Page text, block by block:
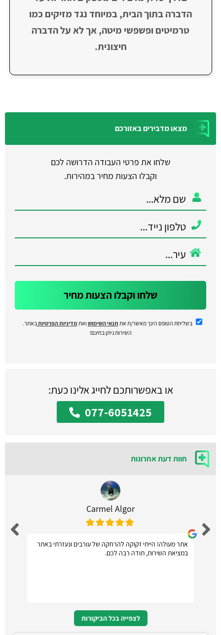
הדברה בתוך הבית, במיוחד נגד מזיקים כמו
טרמיטים ופשפשי מיטה, אך לא על הדברה
חיצונית.
מצאו מדבירים באזורכם
שלחו את פרטי העבודה הדרושה לכם
וקבלו הצעות מחיר במהירות.
שלחו וקבלו הצעות מחיר
בשליחת הטופס הינך מאשר/ת את תנאי השימוש ואתמדיניות הפרטיות באתר.
השירות ניתן בחינם!
או באפשרותכם לחייג אלינו כעת:
077-6051425
חוות דעת אחרונות
Carmel Algor
אתר מעולה! הייתי זקוקה להרחקה של עורבים ונעזרתי באתר
במציאת השירות, תודה רבה לכם.
לצפייה בכל הביקורות